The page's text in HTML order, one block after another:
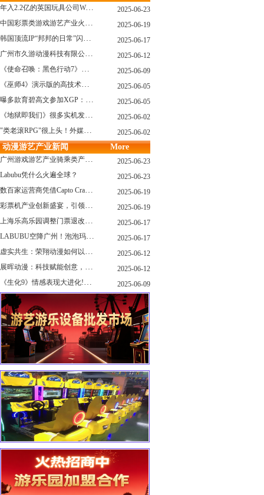
年入2.2亿的英国玩具公司Wow! Stuff被收购！
2025-06-23
中国彩票类游戏游艺产业火红现状深度分析 2025-06-19
韩国顶流IP“邦邦的日常”闪现深圳 2025-06-17
广州市久游动漫科技有限公司：创新驱动，引领游艺产业新浪潮 2025-06-12
《使命召唤：黑色行动7》问题多多：或将重蹈覆辙 2025-06-09
《巫师4》演示版的高技术力能在PS5上复现吗？数毛社以为很有或许！ 2025-06-05
曝多款育碧高文参加XGP：《星球大战：亡命之徒》、《阿凡达：潘多拉边境》、《刺客信条：影》等 2025-06-05
《地狱即我们》很多实机发布！虚幻5的地狱级画质！ 2025-06-02
"类老滚RPG"很上头！外媒盛赞新作《污痕圣杯》 2025-06-02
动漫游艺产业新闻
More
广州游戏游艺产业骑乘类产品的创新革命与沉浸式体验升级
2025-06-23
Labubu凭什么火遍全球？
2025-06-23
数百家运营商凭借Capto Crane娃娃机赢得玩家青睐——您呢？ 2025-06-19
彩票机产业创新盛宴，引领数字娱乐新潮流 2025-06-19
上海乐高乐园调整门票退改政策，多项“全球首发”引关注 2025-06-17
LABUBU空降广州！泡泡玛特快闪店限时开启 2025-06-17
虚实共生：荣翔动漫如何以"科技+文化"双轮驱动重塑游艺产业新生态 2025-06-12
展晖动漫：科技赋能创意，打造沉浸式游艺新体验 2025-06-12
《生化9》情感表现大进化!眼神、颤抖细节拉满！ 2025-06-09